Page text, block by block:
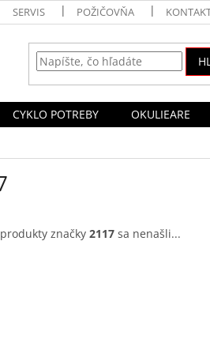
SERVIS POŽIČOVŇA
CYKLO POTREBY OKULIEARE
značky 2117 sa nenašli...